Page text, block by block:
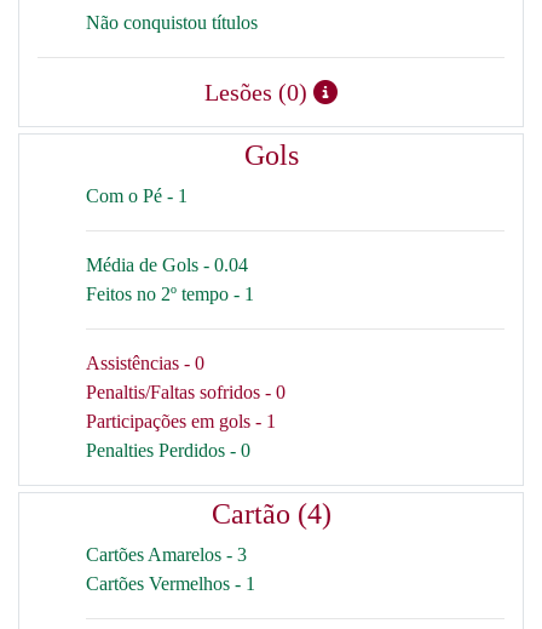
Não conquistou títulos
Lesões (0)
Gols
Com o Pé - 1
Média de Gols - 0.04
Feitos no 2º tempo - 1
Assistências - 0
Penaltis/Faltas sofridos - 0
Participações em gols - 1
Penalties Perdidos - 0
Cartão (4)
Cartões Amarelos - 3
Cartões Vermelhos - 1